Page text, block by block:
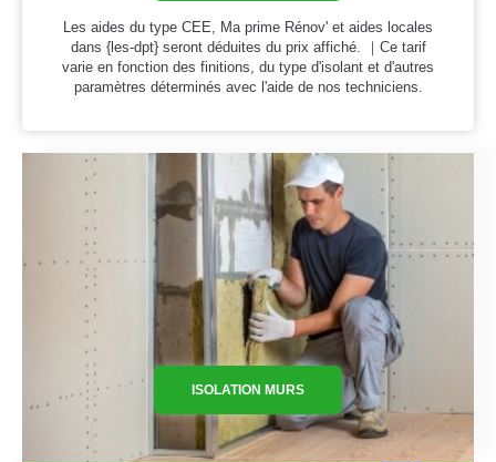
Les aides du type CEE, Ma prime Rénov' et aides locales
dans {les-dpt} seront déduites du prix affiché. ｜Ce tarif
varie en fonction des finitions, du type d'isolant et d'autres
paramètres déterminés avec l'aide de nos techniciens.
ISOLATION MURS